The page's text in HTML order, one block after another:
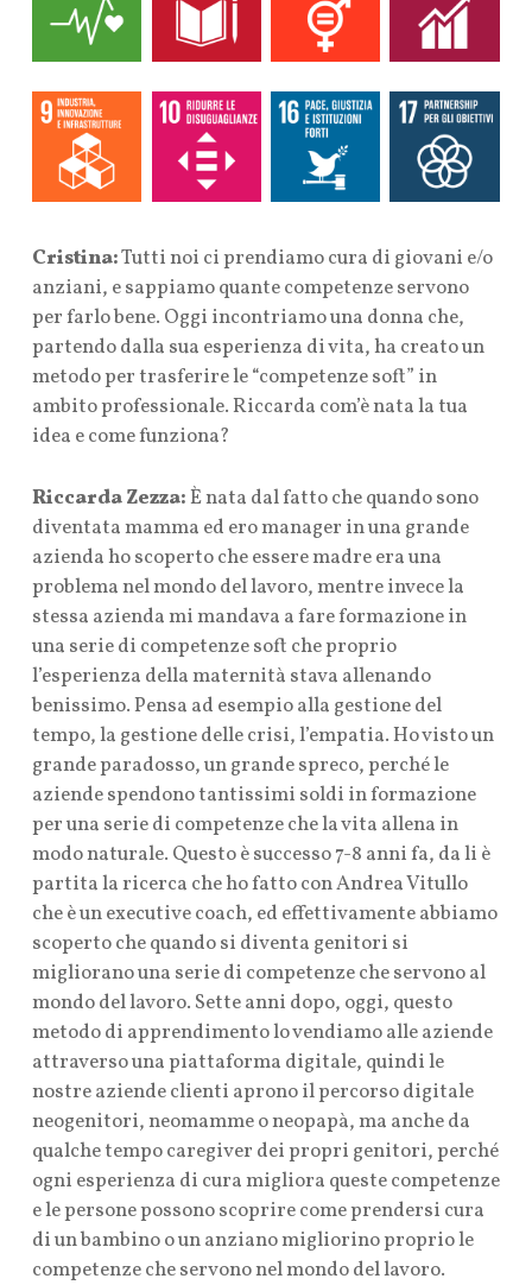
Cristina:Tutti noi ci prendiamo cura di giovani e/o
anziani, e sappiamo quante competenze servono
per farlo bene. Oggi incontriamo una donna che,
partendo dalla sua esperienza di vita, ha creato un
metodo per trasferire le “competenze soft” in
ambito professionale. Riccarda com’è nata la tua
idea e come funziona?
Riccarda Zezza:È nata dal fatto che quando sono
diventata mamma ed ero manager in una grande
azienda ho scoperto che essere madre era una
problema nel mondo del lavoro, mentre invece la
stessa azienda mi mandava a fare formazione in
una serie di competenze soft che proprio
l’esperienza della maternità stava allenando
benissimo. Pensa ad esempio alla gestione del
tempo, la gestione delle crisi, l’empatia. Ho visto un
grande paradosso, un grande spreco, perché le
aziende spendono tantissimi soldi in formazione
per una serie di competenze che la vita allena in
modo naturale. Questo è successo 7-8 anni fa, da li è
partita la ricerca che ho fatto con Andrea Vitullo
che è un executive coach, ed effettivamente abbiamo
scoperto che quando si diventa genitori si
migliorano una serie di competenze che servono al
mondo del lavoro. Sette anni dopo, oggi, questo
metodo di apprendimento lo vendiamo alle aziende
attraverso una piattaforma digitale, quindi le
nostre aziende clienti aprono il percorso digitale
neogenitori, neomamme o neopapà, ma anche da
qualche tempo caregiver dei propri genitori, perché
ogni esperienza di cura migliora queste competenze
e le persone possono scoprire come prendersi cura
di un bambino o un anziano migliorino proprio le
competenze che servono nel mondo del lavoro.